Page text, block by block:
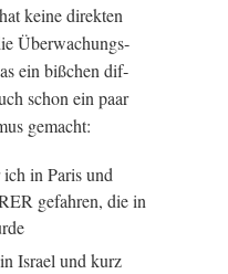
keine direk­ten
Über­wachung­s­
ein bißchen dif­
schon ein paar
gemacht:
in Par­is und
gefahren, die in
Israel und kurz